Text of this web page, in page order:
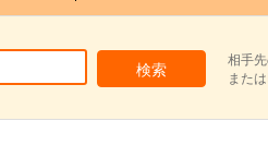
相手
また